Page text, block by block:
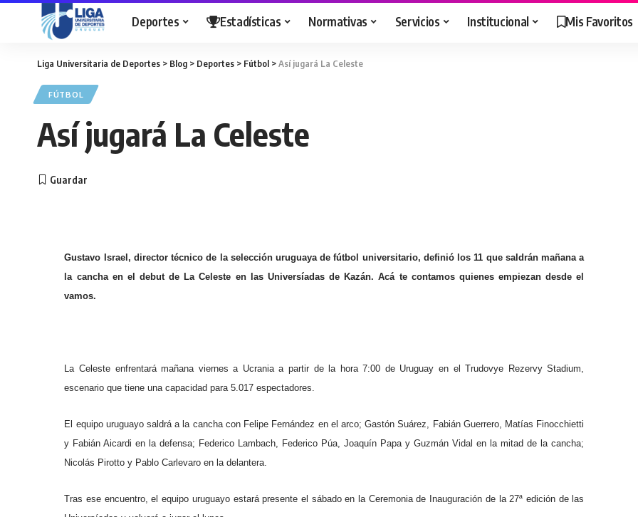
Deportes Estadísticas Normativas Servicios Institucional Mis Favoritos
Liga Universitaria de Deportes > Blog > Deportes > Fútbol >Así jugará La Celeste
FÚTBOL
Así jugará La Celeste
Gustavo Israel, director técnico de la selección uruguaya de fútbol universitario, definió los 11 que saldrán mañana a
la cancha en el debut de La Celeste en las Universíadas de Kazán. Acá te contamos quienes empiezan desde el
vamos.
La Celeste enfrentará mañana viernes a Ucrania a partir de la hora 7:00 de Uruguay en el Trudovye Rezervy Stadium,
escenario que tiene una capacidad para 5.017 espectadores.
El equipo uruguayo saldrá a la cancha con Felipe Fernández en el arco; Gastón Suárez, Fabián Guerrero, Matías Finocchietti
y Fabián Aicardi en la defensa; Federico Lambach, Federico Púa, Joaquín Papa y Guzmán Vidal en la mitad de la cancha;
Nicolás Pirotto y Pablo Carlevaro en la delantera.
Tras ese encuentro, el equipo uruguayo estará presente el sábado en la Ceremonia de Inauguración de la 27ª edición de las